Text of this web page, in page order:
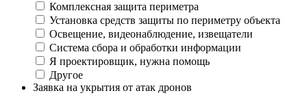
Комплексная защита периметра
Установка средств защиты по периметру объекта
Освещение, видеонаблюдение, извещатели
Система сбора и обработки информации
Я проектировщик, нужна помощь
Другое
Заявка на укрытия от атак дронов